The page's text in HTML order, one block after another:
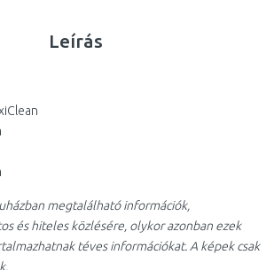
Leírás
megtalálható információk,
és hiteles közlésére, olykor azonban ezek
téves információkat. A képek csak